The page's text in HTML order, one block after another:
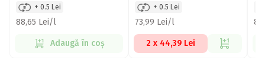
+ 0.5 Lei
88,65 Lei/l
Adaugă în coș
+ 0.5 Lei
73,99 Lei/l
2 x 44,39 Lei